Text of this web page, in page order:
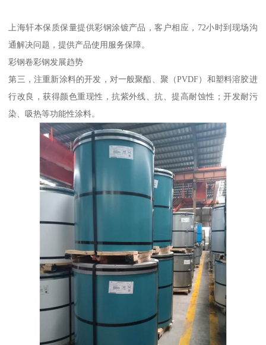
上海轩本保质保量提供彩钢涂镀产品，客户相应，72小时到现场沟
通解决问题，提供产品使用服务保障。
彩钢卷彩钢发展趋势
第三，注重新涂料的开发，对一般聚酯、聚（PVDF）和塑料溶胶进
行改良，获得颜色重现性，抗紫外线、抗、提高耐蚀性；开发耐污
染、吸热等功能性涂料。